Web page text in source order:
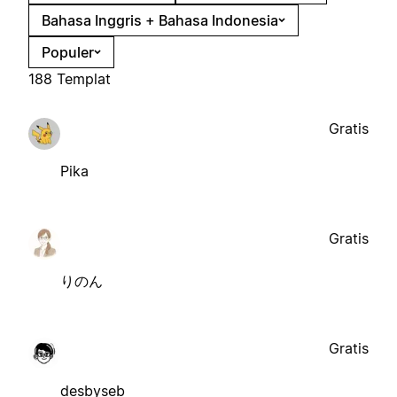
Bahasa Inggris + Bahasa Indonesia
Populer
188 Templat
Pika
Gratis
りのん
Gratis
desbyseb
Gratis